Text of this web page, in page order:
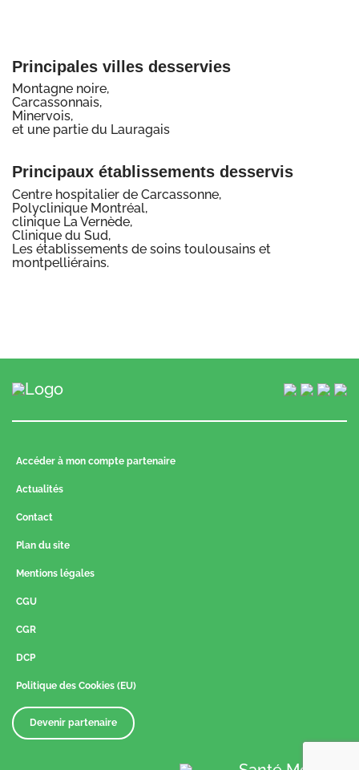
Principales villes desservies
Montagne noire,
Carcassonnais,
Minervois,
et une partie du Lauragais
Principaux établissements desservis
Centre hospitalier de Carcassonne,
Polyclinique Montréal,
clinique La Vernède,
Clinique du Sud,
Les établissements de soins toulousains et
montpelliérains.
Accéder à mon compte partenaire
Actualités
Contact
Plan du site
Mentions légales
CGU
CGR
DCP
Politique des Cookies (EU)
Devenir partenaire